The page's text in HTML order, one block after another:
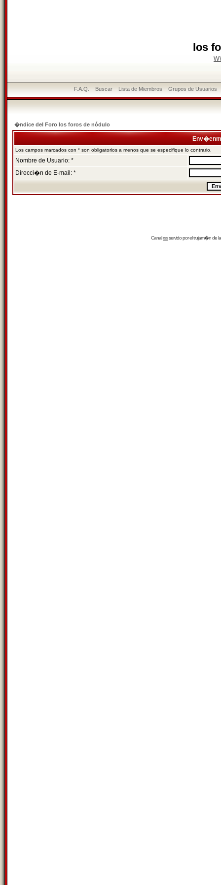
los
F.A.Q. Buscar Lista de Miembros Grupos de Usuarios
�ndice del Foro los foros de nódulo
Los campos marcados con * son obligatorios a menos que se especifique lo contrario.
Nombre de Usuario: *
Direcci�n de E-mail: *
Canalrssservido por eltrujam�nde